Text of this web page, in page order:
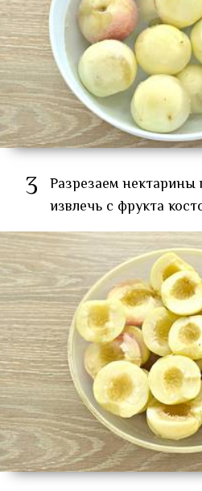
3 Разрезаем
извлечь с фрукта